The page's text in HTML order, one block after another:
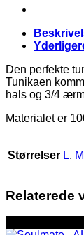
Den perfekte
Tunikaen
hals og 3/4
Materialet er
Størrelser L, M
Relaterede